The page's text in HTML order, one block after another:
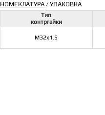
НОМЕКЛАТУРА/ УПАКОВКА
Тип
контргайки
M32x1.5